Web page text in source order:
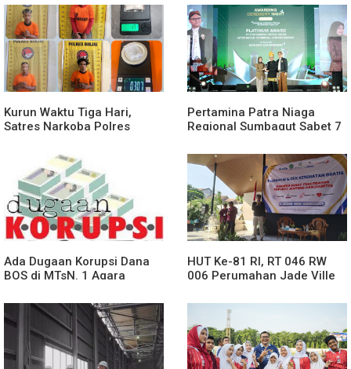
Rusun Polres Tapanuli
Tengah
Kurun Waktu Tiga Hari,
Satres Narkoba Polres
Terduga Bandar Narkoba
Pertamina Patra Niaga
Regional Sumbagut Sabet 7
Komitmen Nyata Kontribusi
untuk Masyarakat
Ada Dugaan Korupsi Dana
BOS di MTsN. 1 Agara
BUNGKAM
HUT Ke-81 RI, RT 046 RW
006 Perumahan Jade Ville
Gelar Talkshow & Cek
Kesehatan Gratis.